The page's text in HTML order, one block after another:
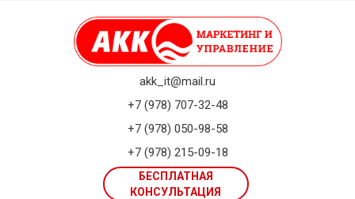
akk_it@mail.ru
+7 (978) 707-32-48
+7 (978) 050-98-58
+7 (978) 215-09-18
БЕСПЛАТНАЯ
КОНСУЛЬТАЦИЯ